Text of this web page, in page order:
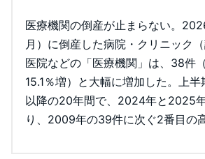
医療機関の倒産が止まらない。
月）に倒産した病院・クリニック
医院などの「医療機関」は、38件
15.1％増）と大幅に増加した。上
以降の20年間で、2024年と2025
り、2009年の39件に次ぐ2番目の